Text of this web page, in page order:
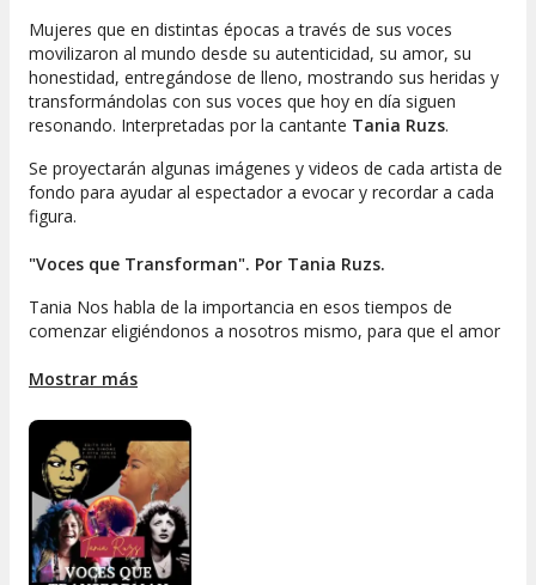
Mujeres que en distintas épocas a través de sus voces
movilizaron al mundo desde su autenticidad, su amor, su
honestidad, entregándose de lleno, mostrando sus heridas y
transformándolas con sus voces que hoy en día siguen
resonando. Interpretadas por la cantante Tania Ruzs.
Se proyectarán algunas imágenes y videos de cada artista de
fondo para ayudar al espectador a evocar y recordar a cada
figura.
"Voces que Transforman". Por Tania Ruzs.
Tania Nos habla de la importancia en esos tiempos de
comenzar eligiéndonos a nosotros mismo, para que el amor
amarnos y sostenernos antes de proyectar nuestras
Mostrar más